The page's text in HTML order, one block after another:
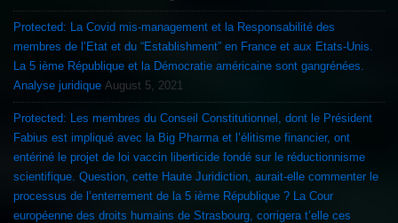
Protected: La Covid mis-management et la Responsabilité des
membres de l’Etat et du “Establishment” en France et aux Etats-Unis.
La 5 ième République et la Démocratie américaine sont gangrénées.
Analyse juridique August 5, 2021
Protected: Les membres du Conseil Constitutionnel, dont le Président
Fabius est impliqué avec la Big Pharma et l’élitisme financier, ont
entériné le projet de loi vaccin liberticide fondé sur le réductionnisme
scientifique. Question, cette Haute Juridiction, aurait-elle commenter le
processus de l’enterrement de la 5 ième République ? La Cour
européenne des droits humains de Strasbourg, corrigera t’elle ces